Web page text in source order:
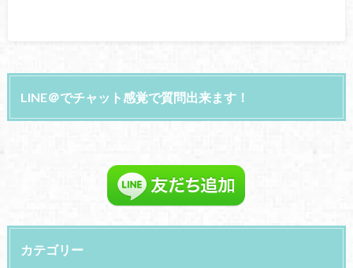
LINE＠でチャット感覚で質問出来ます！
カテゴリー